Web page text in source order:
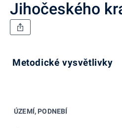
Jihočeského
Metodické vysvětlivky
ÚZEMÍ, PODNEBÍ